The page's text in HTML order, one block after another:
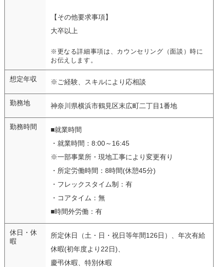
【その他要求事項】
大卒以上
※更なる詳細事項は、カウンセリング（面談）時に
お伝えします。
想定年収 ※ご経験、スキルにより応相談
勤務地 神奈川県横浜市鶴見区末広町二丁目1番地
勤務時間
■就業時間
・就業時間：8:00～16:45
※一部事業所・現地工事により変更有り
・所定労働時間：8時間(休憩45分)
・フレックスタイム制：有
・コアタイム：無
■時間外労働：有
休日・休
暇
所定休日（土・日・祝日等年間126日）、年次有給
休暇(初年度より22日)、
慶弔休暇、特別休暇